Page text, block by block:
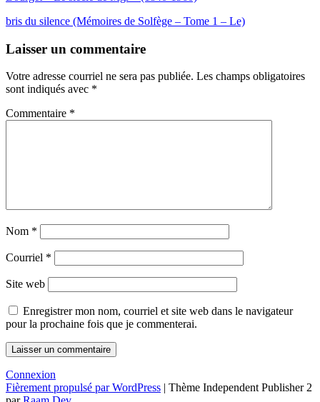
bris du silence (Mémoires de Solfège – Tome 1 – Le)
Laisser un commentaire
Votre adresse courriel ne sera pas publiée. Les champs obligatoires
sont indiqués avec *
Commentaire *
Nom *
Courriel *
Site web
Enregistrer mon nom, courriel et site web dans le navigateur
pour la prochaine fois que je commenterai.
Connexion
Fièrement propulsé par WordPress | Thème Independent Publisher 2